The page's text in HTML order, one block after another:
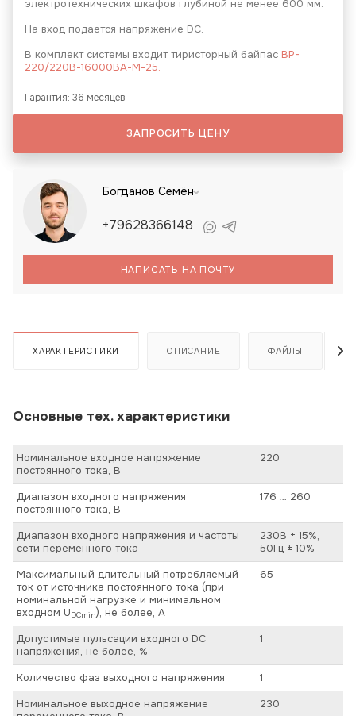
электротехнических шкафов глубиной не менее 600 мм.
На вход подается напряжение DC.
В комплект системы входит тиристорный байпас BP-
220/220В-16000ВА-М-25.
Гарантия: 36 месяцев
ЗАПРОСИТЬ ЦЕНУ
Богданов Семён
+79628366148
НАПИСАТЬ НА ПОЧТУ
ХАРАКТЕРИСТИКИ ОПИСАНИЕ ФАЙЛЫ
Основные тех. характеристики
Номинальное входное напряжение
постоянного тока, В
220
Диапазон входного напряжения
постоянного тока, В
176 … 260
Диапазон входного напряжения и частоты
сети переменного тока
230В ± 15%,
50Гц ± 10%
Максимальный длительный потребляемый
ток от источника постоянного тока (при
номинальной нагрузке и минимальном
входном UDCmin), не более, А
65
Допустимые пульсации входного DC
напряжения, не более, %
1
Количество фаз выходного напряжения
1
Номинальное выходное напряжение
230